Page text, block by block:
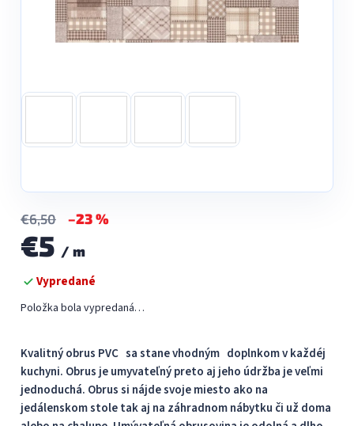
€6,50 –23 %
€5 / m
Jednotková
cena:Vypredané
Položka bola vypredaná…
Kvalitný obrus PVC sa stane vhodným doplnkom v každéj
kuchyni. Obrus je umyvateľný preto aj jeho údržba je veľmi
jednoduchá. Obrus ​​si nájde svoje miesto ako na
jedálenskom stole tak aj na záhradnom nábytku či už doma